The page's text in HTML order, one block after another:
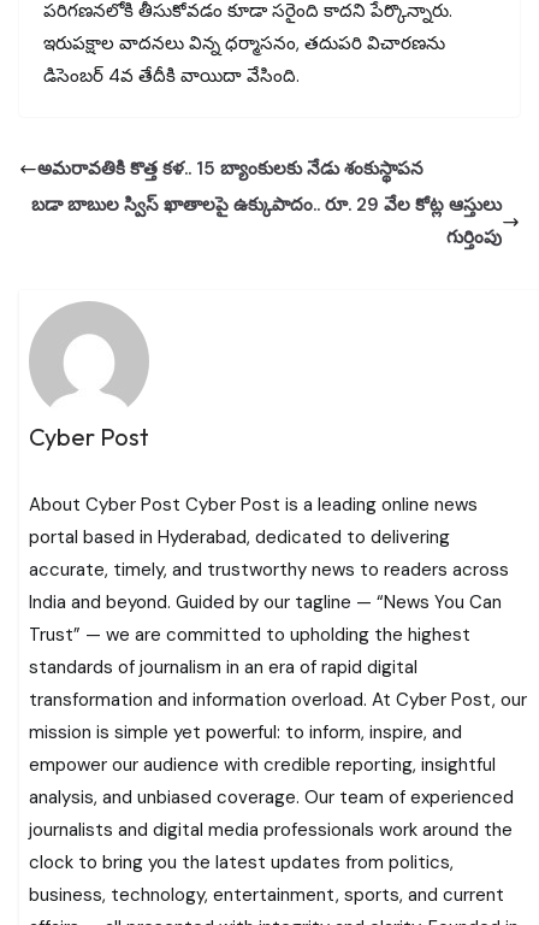
పరిగణనలోకి తీసుకోవడం కూడా సరైంది కాదని పేర్కొన్నారు.
ఇరుపక్షాల వాదనలు విన్న ధర్మాసనం, తదుపరి విచారణను
డిసెంబర్ 4వ తేదీకి వాయిదా వేసింది.
అమరావతికి కొత్త కళ.. 15 బ్యాంకులకు నేడు శంకుస్థాపన
బడా బాబుల స్విస్ ఖాతాలపై ఉక్కుపాదం.. రూ. 29 వేల కోట్ల ఆస్తులు
గుర్తింపు
Cyber Post
About Cyber Post Cyber Post is a leading online news
portal based in Hyderabad, dedicated to delivering
accurate, timely, and trustworthy news to readers across
India and beyond. Guided by our tagline — “News You Can
Trust” — we are committed to upholding the highest
standards of journalism in an era of rapid digital
transformation and information overload. At Cyber Post, our
mission is simple yet powerful: to inform, inspire, and
empower our audience with credible reporting, insightful
analysis, and unbiased coverage. Our team of experienced
journalists and digital media professionals work around the
clock to bring you the latest updates from politics,
business, technology, entertainment, sports, and current